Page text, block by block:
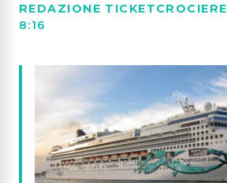
REDAZIONE TICKETCROCIERE
8:16